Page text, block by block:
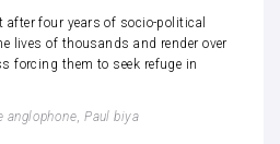
after four years of socio-political
lives of thousands and render over
forcing them to seek refuge in
anglophone,Paul biya